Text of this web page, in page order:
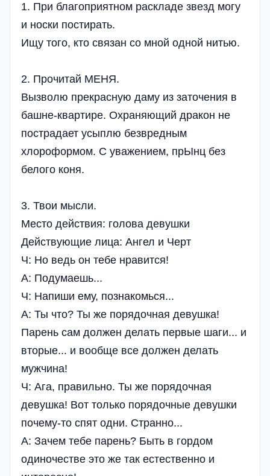
1. При благоприятном раскладе звезд могу
и носки постирать.
Ищу того, кто связан со мной одной нитью.
2. Прочитай МЕНЯ.
Вызволю прекрасную даму из заточения в
башне-квартире. Охраняющий дракон не
пострадает усыплю безвредным
хлороформом. С уважением, прЫнц без
белого коня.
3. Твои мысли.
Место действия: голова девушки
Действующие лица: Ангел и Черт
Ч: Но ведь он тебе нравится!
А: Подумаешь...
Ч: Напиши ему, познакомься...
А: Ты что? Ты же порядочная девушка!
Парень сам должен делать первые шаги... и
вторые... и вообще все должен делать
мужчина!
Ч: Ага, правильно. Ты же порядочная
девушка! Вот только порядочные девушки
почему-то спят одни. Странно...
А: Зачем тебе парень? Быть в гордом
одиночестве это же так естественно и